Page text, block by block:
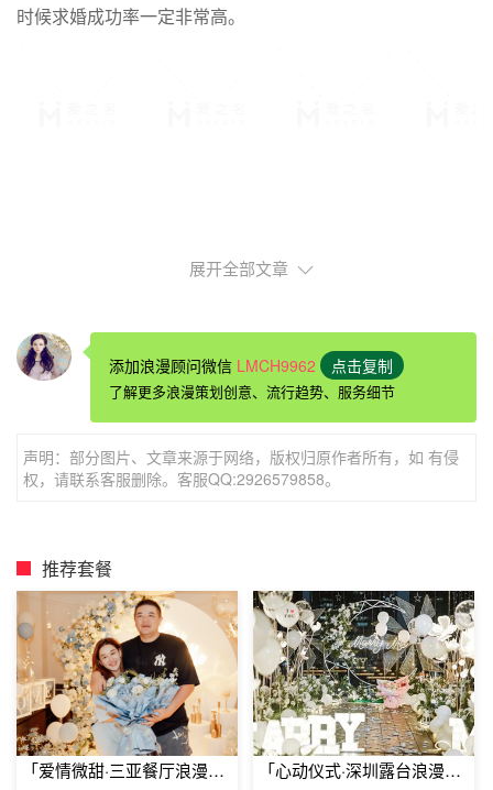
时候求婚成功率一定非常高。
七夕浪漫求婚五大最佳地点：摩天轮的至高点
位。可以设想，七夕在摩天轮的最高处有星星为你求婚加油
助威，求婚成功率还会低吗?
七夕浪漫求婚五大最佳地点：人群爆满的广场
提前在人群爆满的广场做好求婚现场的准备，在这里求
婚有一个非常大的好处。众所周知，中国人有一个特点：非
常喜欢凑热闹，七夕你在广场上求婚一定会有许多人来围
观，这时候一定会有许多人帮你加油起哄“嫁给他”，“嫁给
展开全部文章
添加浪漫顾问微信 LMCH9962 点击复制
了解更多浪漫策划创意、流行趋势、服务细节
声明：部分图片、文章来源于网络，版权归原作者所有，如 有侵
权，请联系客服删除。客服QQ:2926579858。
推荐套餐
「爱情微甜·三亚餐厅浪漫求
「心动仪式·深圳露台浪漫求